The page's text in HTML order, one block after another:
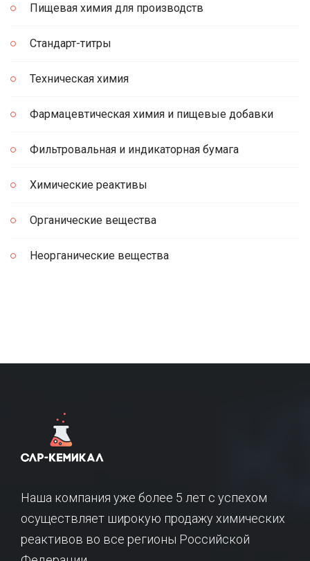
Пищевая химия для производств
Стандарт-титры
Техническая химия
Фармацевтическая химия и пищевые добавки
Фильтровальная и индикаторная бумага
Химические реактивы
Органические вещества
Неорганические вещества
Наша компания уже более 5 лет с успехом
осуществляет широкую продажу химических
реактивов во все регионы Российской